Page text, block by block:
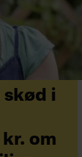
skød i
om